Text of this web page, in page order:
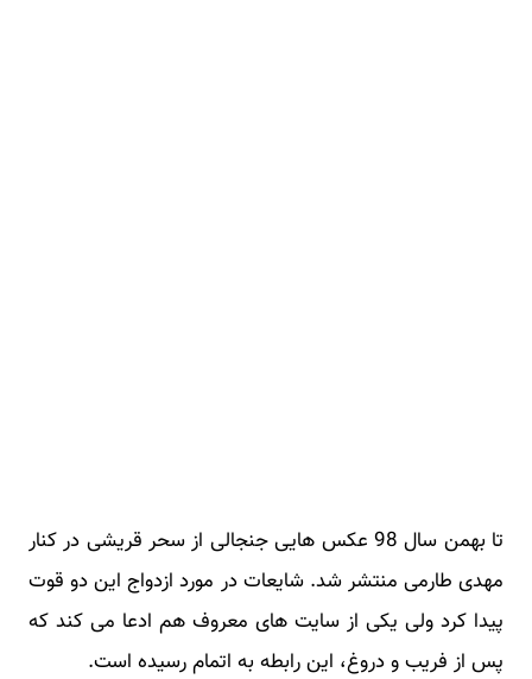
تا بهمن سال 98 عکس هایی جنجالی از سحر قریشی در کنار
مهدی طارمی منتشر شد. شایعات در مورد ازدواج این دو قوت
پیدا کرد ولی یکی از سایت های معروف هم ادعا می کند که
پس از فریب و دروغ، این رابطه به اتمام رسیده است.